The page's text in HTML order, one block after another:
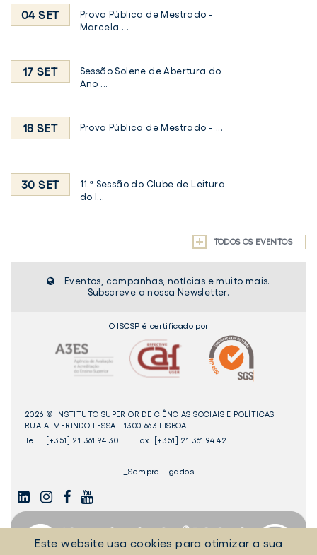
04 SET
Prova Pública de Mestrado -
Marcela ...
17 SET
Sessão Solene de Abertura do
Ano ...
18 SET Prova Pública de Mestrado - ...
30 SET
11.ª Sessão do Clube de Leitura
do I...
TODOS OS EVENTOS
Eventos, campanhas, notícias e muito mais.
Subscreve a nossa Newsletter.
O ISCSP é certificado por
2026 © INSTITUTO SUPERIOR DE CIÊNCIAS SOCIAIS E POLÍTICAS
RUA ALMERINDO LESSA - 1300-663 LISBOA
Tel:
[+351] 21 361 94 30 Fax: [+351] 21 361 94 42
_Sempre Ligados
LINKEDININSTAGAMFACEBOOK
YOUTUBE
Este website usa cookies para otimizar a sua